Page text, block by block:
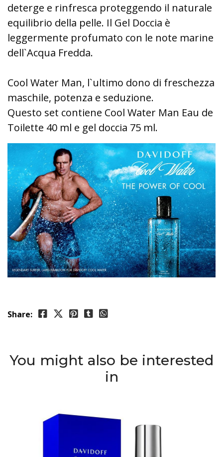
deterge e rinfresca proteggendo il naturale
equilibrio della pelle. Il Gel Doccia è
leggermente profumato con le note marine
dell`Acqua Fredda.
Cool Water Man, l`ultimo dono di freschezza
maschile, potenza e seduzione.
Questo set contiene Cool Water Man Eau de
Toilette 40 ml e gel doccia 75 ml.
Share:
You might also be interested
in